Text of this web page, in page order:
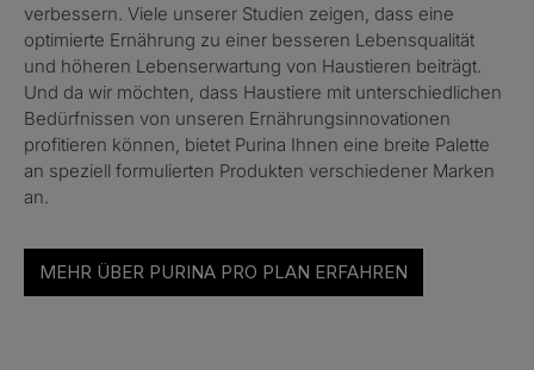
verbessern. Viele unserer Studien zeigen, dass eine
optimierte Ernährung zu einer besseren Lebensqualität
und höheren Lebenserwartung von Haustieren beiträgt.
Und da wir möchten, dass Haustiere mit unterschiedlichen
Bedürfnissen von unseren Ernährungsinnovationen
profitieren können, bietet Purina Ihnen eine breite Palette
an speziell formulierten Produkten verschiedener Marken
an.
MEHR ÜBER PURINA PRO PLAN ERFAHREN